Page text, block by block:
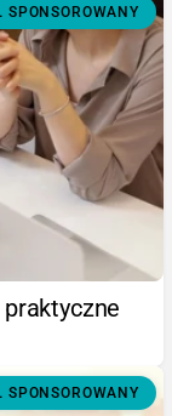
SPONSOROWANY
SPONSOROWANY